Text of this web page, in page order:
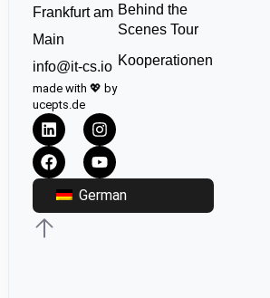
Frankfurt am
Main
info@it-cs.io
made with 💖 by
ucepts.de
German
Behind the
Scenes Tour
Kooperationen